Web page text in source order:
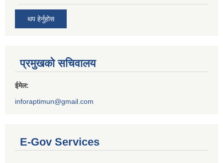
थप हेर्नुहोस
प्रमुखको सचिवालय
ईमेल:
inforaptimun@gmail.com
E-Gov Services